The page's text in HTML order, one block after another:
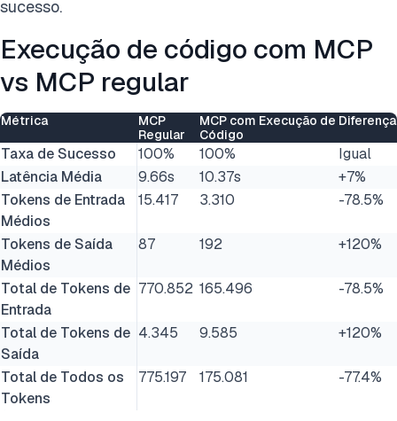
sucesso.
Execução de código com MCP
vs MCP regular
Métrica
MCP
Regular
MCP com Execução de
Código
Diferença
Taxa de Sucesso 100% 100%
Igual
Latência Média
9.66s 10.37s
+7%
Tokens de Entrada
Médios
15.417 3.310 -78.5%
Tokens de Saída
Médios
87 192 +120%
Total de Tokens de
Entrada
770.852 165.496 -78.5%
Total de Tokens de
Saída
4.345 9.585 +120%
Total de Todos os
Tokens
775.197 175.081 -77.4%